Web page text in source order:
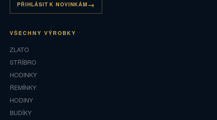
PŘIHLÁSIT K NOVINKÁM
VŠECHNY VÝROBKY
ZLATO
STŘÍBRO
HODINKY
ŘEMÍNKY
HODINY
BUDÍKY